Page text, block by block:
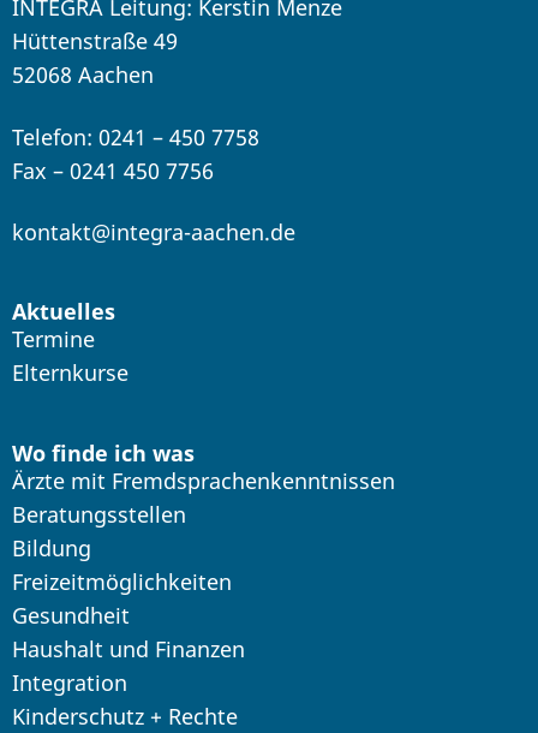
INTEGRA Leitung: Kerstin Menze
Hüttenstraße 49
52068 Aachen
Telefon: 0241 – 450 7758
Fax – 0241 450 7756
kontakt@integra-aachen.de
Aktuelles
Termine
Elternkurse
Wo finde ich was
Ärzte mit Fremdsprachenkenntnissen
Beratungsstellen
Bildung
Freizeitmöglichkeiten
Gesundheit
Haushalt und Finanzen
Integration
Kinderschutz + Rechte